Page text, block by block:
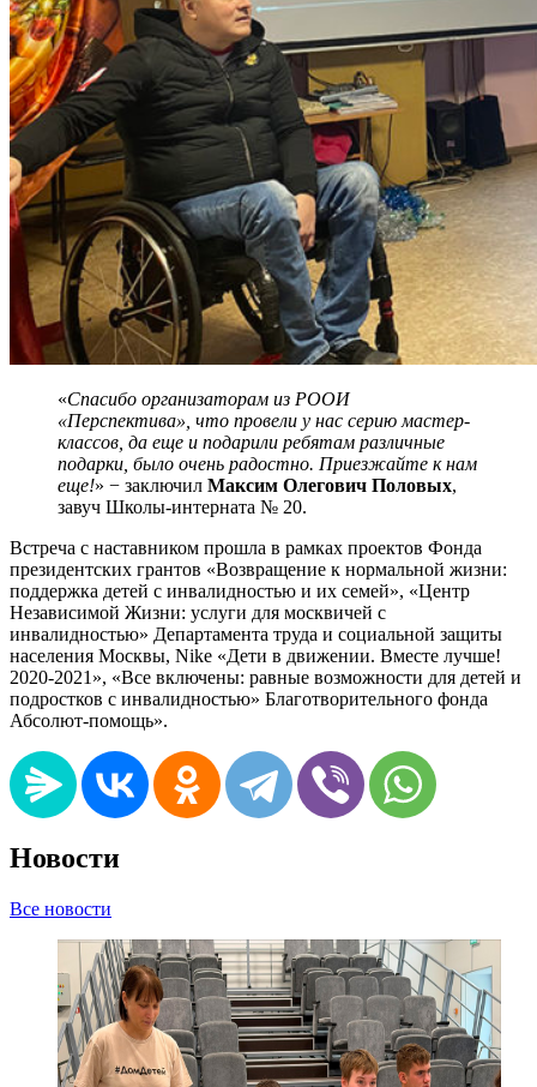
«Спасибо организаторам из РООИ
«Перспектива», что провели у нас серию мастер-
классов, да еще и подарили ребятам различные
подарки, было очень радостно. Приезжайте к нам
еще!» − заключил Максим Олегович Половых,
завуч Школы-интерната № 20.
Встреча с наставником прошла в рамках проектов Фонда
президентских грантов «Возвращение к нормальной жизни:
поддержка детей с инвалидностью и их семей», «Центр
Независимой Жизни: услуги для москвичей с
инвалидностью» Департамента труда и социальной защиты
населения Москвы, Nike «Дети в движении. Вместе лучше!
2020-2021», «Все включены: равные возможности для детей и
подростков с инвалидностью» Благотворительного фонда
Абсолют-помощь».
Новости
Все новости